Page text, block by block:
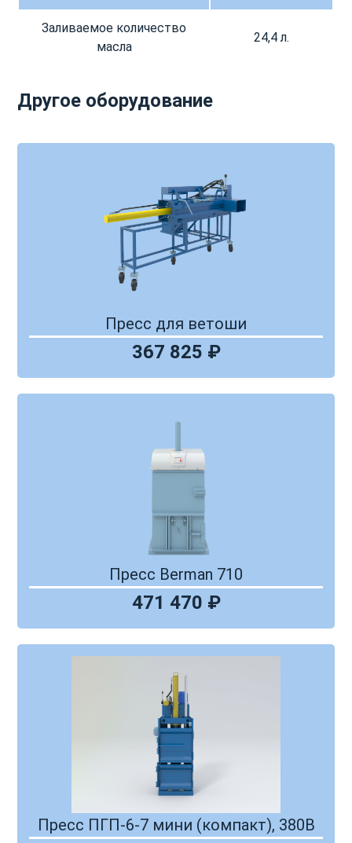
Заливаемое количество
масла
24,4 л.
Другое оборудование
Пресс для ветоши
367 825 ₽
Пресс Berman 710
471 470 ₽
Пpecc ПГП-6-7 мини (кoмпакт), 380В